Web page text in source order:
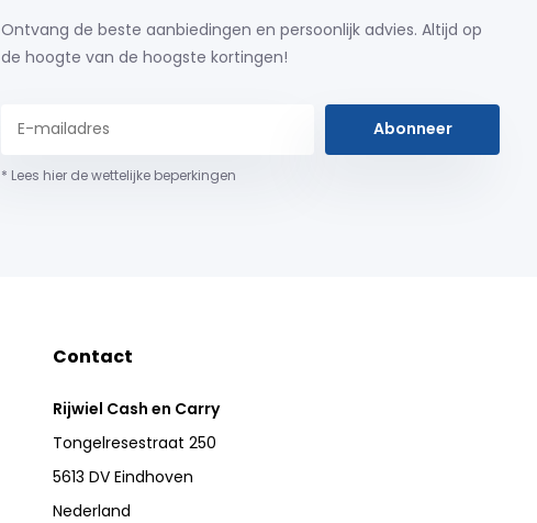
Ontvang de beste aanbiedingen en persoonlijk advies. Altijd op
de hoogte van de hoogste kortingen!
Abonneer
* Lees hier de wettelijke beperkingen
Contact
Rijwiel Cash en Carry
Tongelresestraat 250
5613 DV Eindhoven
Nederland